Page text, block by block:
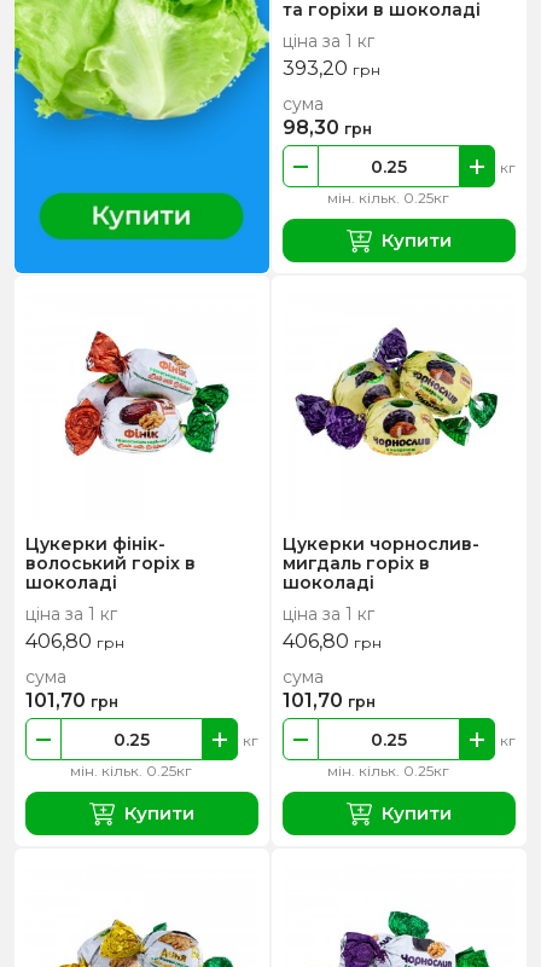
та горіхи в шоколаді
ціна за 1 кг
393,20 грн
мін. кільк. 0.25кг
кг
сума
98,30 грн
Купити
Цукерки фінік-
волоський горіх в
шоколаді
ціна за 1 кг
406,80 грн
мін. кільк. 0.25кг
кг
сума
101,70 грн
Купити
Цукерки чорнослив-
мигдаль горіх в
шоколаді
ціна за 1 кг
406,80 грн
мін. кільк. 0.25кг
кг
сума
101,70 грн
Купити